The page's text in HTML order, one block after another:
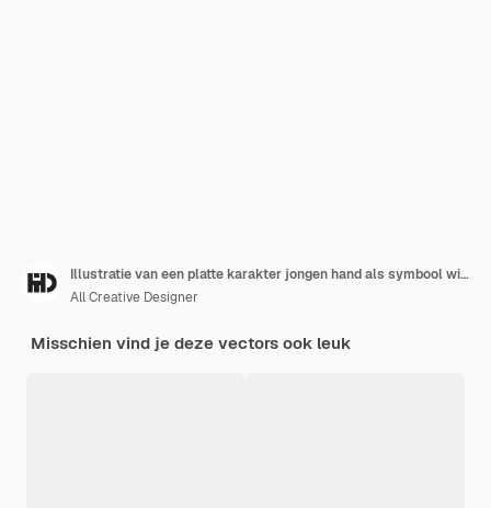
Illustratie van een platte karakter jongen hand als symbool witte achtergrond
All Creative Designer
Misschien vind je deze vectors ook leuk